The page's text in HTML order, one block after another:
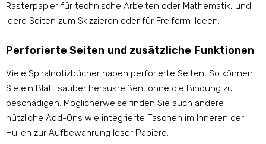
Rasterpapier für technische Arbeiten oder Mathematik, und
leere Seiten zum Skizzieren oder für Freiform-Ideen.
Perforierte Seiten und zusätzliche Funktionen
Viele Spiralnotizbücher haben perforierte Seiten, So können
Sie ein Blatt sauber herausreißen, ohne die Bindung zu
beschädigen. Möglicherweise finden Sie auch andere
nützliche Add-Ons wie integrierte Taschen im Inneren der
Hüllen zur Aufbewahrung loser Papiere.